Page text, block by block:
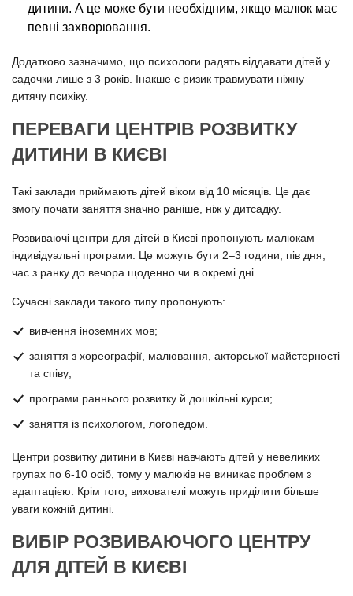
дитини. А це може бути необхідним, якщо малюк має
певні захворювання.
Додатково зазначимо, що психологи радять віддавати дітей у
садочки лише з 3 років. Інакше є ризик травмувати ніжну
дитячу психіку.
ПЕРЕВАГИ ЦЕНТРІВ РОЗВИТКУ
ДИТИНИ В КИЄВІ
Такі заклади приймають дітей віком від 10 місяців. Це дає
змогу почати заняття значно раніше, ніж у дитсадку.
Розвиваючі центри для дітей в Києві пропонують малюкам
індивідуальні програми. Це можуть бути 2–3 години, пів дня,
час з ранку до вечора щоденно чи в окремі дні.
Сучасні заклади такого типу пропонують:
вивчення іноземних мов;
заняття з хореографії, малювання, акторської майстерності
та співу;
програми раннього розвитку й дошкільні курси;
заняття із психологом, логопедом.
Центри розвитку дитини в Києві навчають дітей у невеликих
групах по 6-10 осіб, тому у малюків не виникає проблем з
адаптацією. Крім того, вихователі можуть приділити більше
уваги кожній дитині.
ВИБІР РОЗВИВАЮЧОГО ЦЕНТРУ
ДЛЯ ДІТЕЙ В КИЄВІ